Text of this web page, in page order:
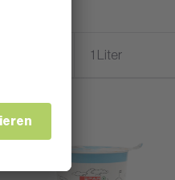
1 Liter